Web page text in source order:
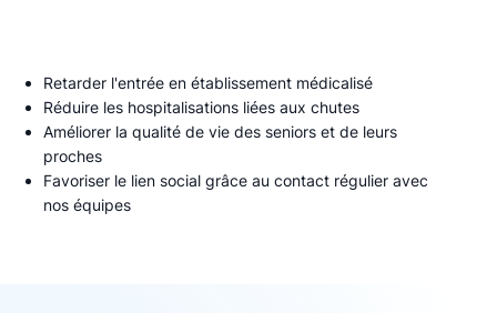
Retarder l'entrée en établissement médicalisé
Réduire les hospitalisations liées aux chutes
Améliorer la qualité de vie des seniors et de leurs
proches
Favoriser le lien social grâce au contact régulier avec
nos équipes